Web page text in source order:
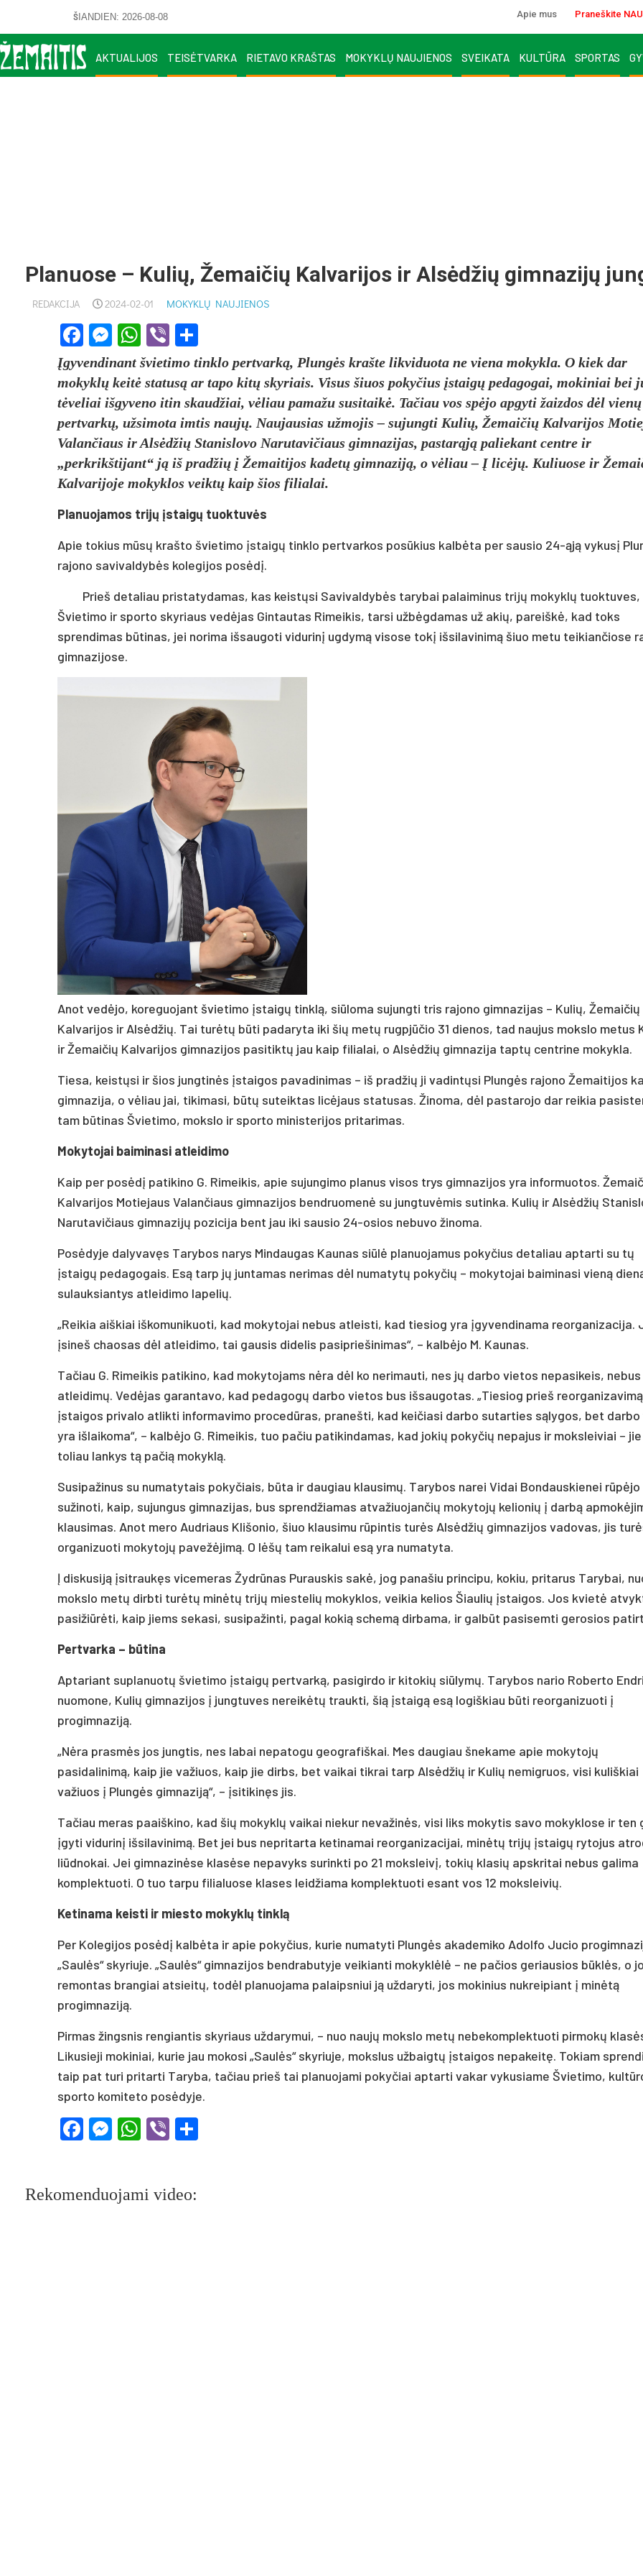
ŠIANDIEN: 2026-08-08 Apie mus Praneškite
AKTUALIJOS TEISĖTVARKA RIETAVO KRAŠTAS MOKYKLŲ NAUJIENOS SVEIKATA KULTŪRA SPORTAS
Planuose – Kulių, Žemaičių Kalvarijos ir Alsėdžių gimnazijų
REDAKCIJA 2024-02-01 MOKYKLŲ NAUJIENOS
Facebook
Messenger
WhatsApp
Viber
Įgyvendinant švietimo tinklo pertvarką, Plungės krašte likviduota ne viena mokykla. O kiek dar
mokyklų keitė statusą ar tapo kitų skyriais. Visus šiuos pokyčius įstaigų pedagogai, mokiniai bei
tėveliai išgyveno itin skaudžiai, vėliau pamažu susitaikė. Tačiau vos spėjo apgyti žaizdos dėl vienų
pertvarkų, užsimota imtis naujų. Naujausias užmojis – sujungti Kulių, Žemaičių Kalvarijos
Valančiaus ir Alsėdžių Stanislovo Narutavičiaus gimnazijas, pastarąją paliekant centre ir
„perkrikštijant“ ją iš pradžių į Žemaitijos kadetų gimnaziją, o vėliau – Į licėjų. Kuliuose ir
Kalvarijoje mokyklos veiktų kaip šios filialai.
Planuojamos trijų įstaigų tuoktuvės
Apie tokius mūsų krašto švietimo įstaigų tinklo pertvarkos posūkius kalbėta per sausio 24-ąją vykusį
rajono savivaldybės kolegijos posėdį.
Prieš detaliau pristatydamas, kas keistųsi Savivaldybės tarybai palaiminus trijų mokyklų tuoktuves,
Švietimo ir sporto skyriaus vedėjas Gintautas Rimeikis, tarsi užbėgdamas už akių, pareiškė, kad toks
sprendimas būtinas, jei norima išsaugoti vidurinį ugdymą visose tokį išsilavinimą šiuo metu teikiančiose
gimnazijose.
Anot vedėjo, koreguojant švietimo įstaigų tinklą, siūloma sujungti tris rajono gimnazijas – Kulių, Žemaičių
Kalvarijos ir Alsėdžių. Tai turėtų būti padaryta iki šių metų rugpjūčio 31 dienos, tad naujus mokslo metus
ir Žemaičių Kalvarijos gimnazijos pasitiktų jau kaip filialai, o Alsėdžių gimnazija taptų centrine mokykla.
Tiesa, keistųsi ir šios jungtinės įstaigos pavadinimas – iš pradžių ji vadintųsi Plungės rajono Žemaitijos
gimnazija, o vėliau jai, tikimasi, būtų suteiktas licėjaus statusas. Žinoma, dėl pastarojo dar reikia
tam būtinas Švietimo, mokslo ir sporto ministerijos pritarimas.
Mokytojai baiminasi atleidimo
Kaip per posėdį patikino G. Rimeikis, apie sujungimo planus visos trys gimnazijos yra informuotos.
Kalvarijos Motiejaus Valančiaus gimnazijos bendruomenė su jungtuvėmis sutinka. Kulių ir Alsėdžių
Narutavičiaus gimnazijų pozicija bent jau iki sausio 24-osios nebuvo žinoma.
Posėdyje dalyvavęs Tarybos narys Mindaugas Kaunas siūlė planuojamus pokyčius detaliau aptarti su tų
įstaigų pedagogais. Esą tarp jų juntamas nerimas dėl numatytų pokyčių – mokytojai baiminasi vieną
sulauksiantys atleidimo lapelių.
„Reikia aiškiai iškomunikuoti, kad mokytojai nebus atleisti, kad tiesiog yra įgyvendinama reorganizacija.
įsineš chaosas dėl atleidimo, tai gausis didelis pasipriešinimas“, – kalbėjo M. Kaunas.
Tačiau G. Rimeikis patikino, kad mokytojams nėra dėl ko nerimauti, nes jų darbo vietos nepasikeis,
atleidimų. Vedėjas garantavo, kad pedagogų darbo vietos bus išsaugotas. „Tiesiog prieš reorganizavimą
įstaigos privalo atlikti informavimo procedūras, pranešti, kad keičiasi darbo sutarties sąlygos, bet
yra išlaikoma“, – kalbėjo G. Rimeikis, tuo pačiu patikindamas, kad jokių pokyčių nepajus ir moksleiviai –
toliau lankys tą pačią mokyklą.
Susipažinus su numatytais pokyčiais, būta ir daugiau klausimų. Tarybos narei Vidai Bondauskienei rūpėjo
sužinoti, kaip, sujungus gimnazijas, bus sprendžiamas atvažiuojančių mokytojų kelionių į darbą
klausimas. Anot mero Audriaus Klišonio, šiuo klausimu rūpintis turės Alsėdžių gimnazijos vadovas, jis
organizuoti mokytojų pavežėjimą. O lėšų tam reikalui esą yra numatyta.
Į diskusiją įsitraukęs vicemeras Žydrūnas Purauskis sakė, jog panašiu principu, kokiu, pritarus Tarybai,
mokslo metų dirbti turėtų minėtų trijų miestelių mokyklos, veikia kelios Šiaulių įstaigos. Jos kvietė
pasižiūrėti, kaip jiems sekasi, susipažinti, pagal kokią schemą dirbama, ir galbūt pasisemti gerosios
Pertvarka – būtina
Aptariant suplanuotų švietimo įstaigų pertvarką, pasigirdo ir kitokių siūlymų. Tarybos nario Roberto
nuomone, Kulių gimnazijos į jungtuves nereikėtų traukti, šią įstaigą esą logiškiau būti reorganizuoti į
progimnaziją.
„Nėra prasmės jos jungtis, nes labai nepatogu geografiškai. Mes daugiau šnekame apie mokytojų
pasidalinimą, kaip jie važiuos, kaip jie dirbs, bet vaikai tikrai tarp Alsėdžių ir Kulių nemigruos, visi kuliškiai
važiuos į Plungės gimnaziją“, – įsitikinęs jis.
Tačiau meras paaiškino, kad šių mokyklų vaikai niekur nevažinės, visi liks mokytis savo mokyklose ir ten
įgyti vidurinį išsilavinimą. Bet jei bus nepritarta ketinamai reorganizacijai, minėtų trijų įstaigų rytojus
liūdnokai. Jei gimnazinėse klasėse nepavyks surinkti po 21 moksleivį, tokių klasių apskritai nebus galima
komplektuoti. O tuo tarpu filialuose klases leidžiama komplektuoti esant vos 12 moksleivių.
Ketinama keisti ir miesto mokyklų tinklą
Per Kolegijos posėdį kalbėta ir apie pokyčius, kurie numatyti Plungės akademiko Adolfo Jucio
„Saulės“ skyriuje. „Saulės“ gimnazijos bendrabutyje veikianti mokyklėlė – ne pačios geriausios būklės, o
remontas brangiai atsieitų, todėl planuojama palaipsniui ją uždaryti, jos mokinius nukreipiant į minėtą
progimnaziją.
Pirmas žingsnis rengiantis skyriaus uždarymui, – nuo naujų mokslo metų nebekomplektuoti pirmokų
Likusieji mokiniai, kurie jau mokosi „Saulės“ skyriuje, mokslus užbaigtų įstaigos nepakeitę. Tokiam
taip pat turi pritarti Taryba, tačiau prieš tai planuojami pokyčiai aptarti vakar vykusiame Švietimo,
sporto komiteto posėdyje.
Facebook
Messenger
WhatsApp
Viber
Rekomenduojami video: